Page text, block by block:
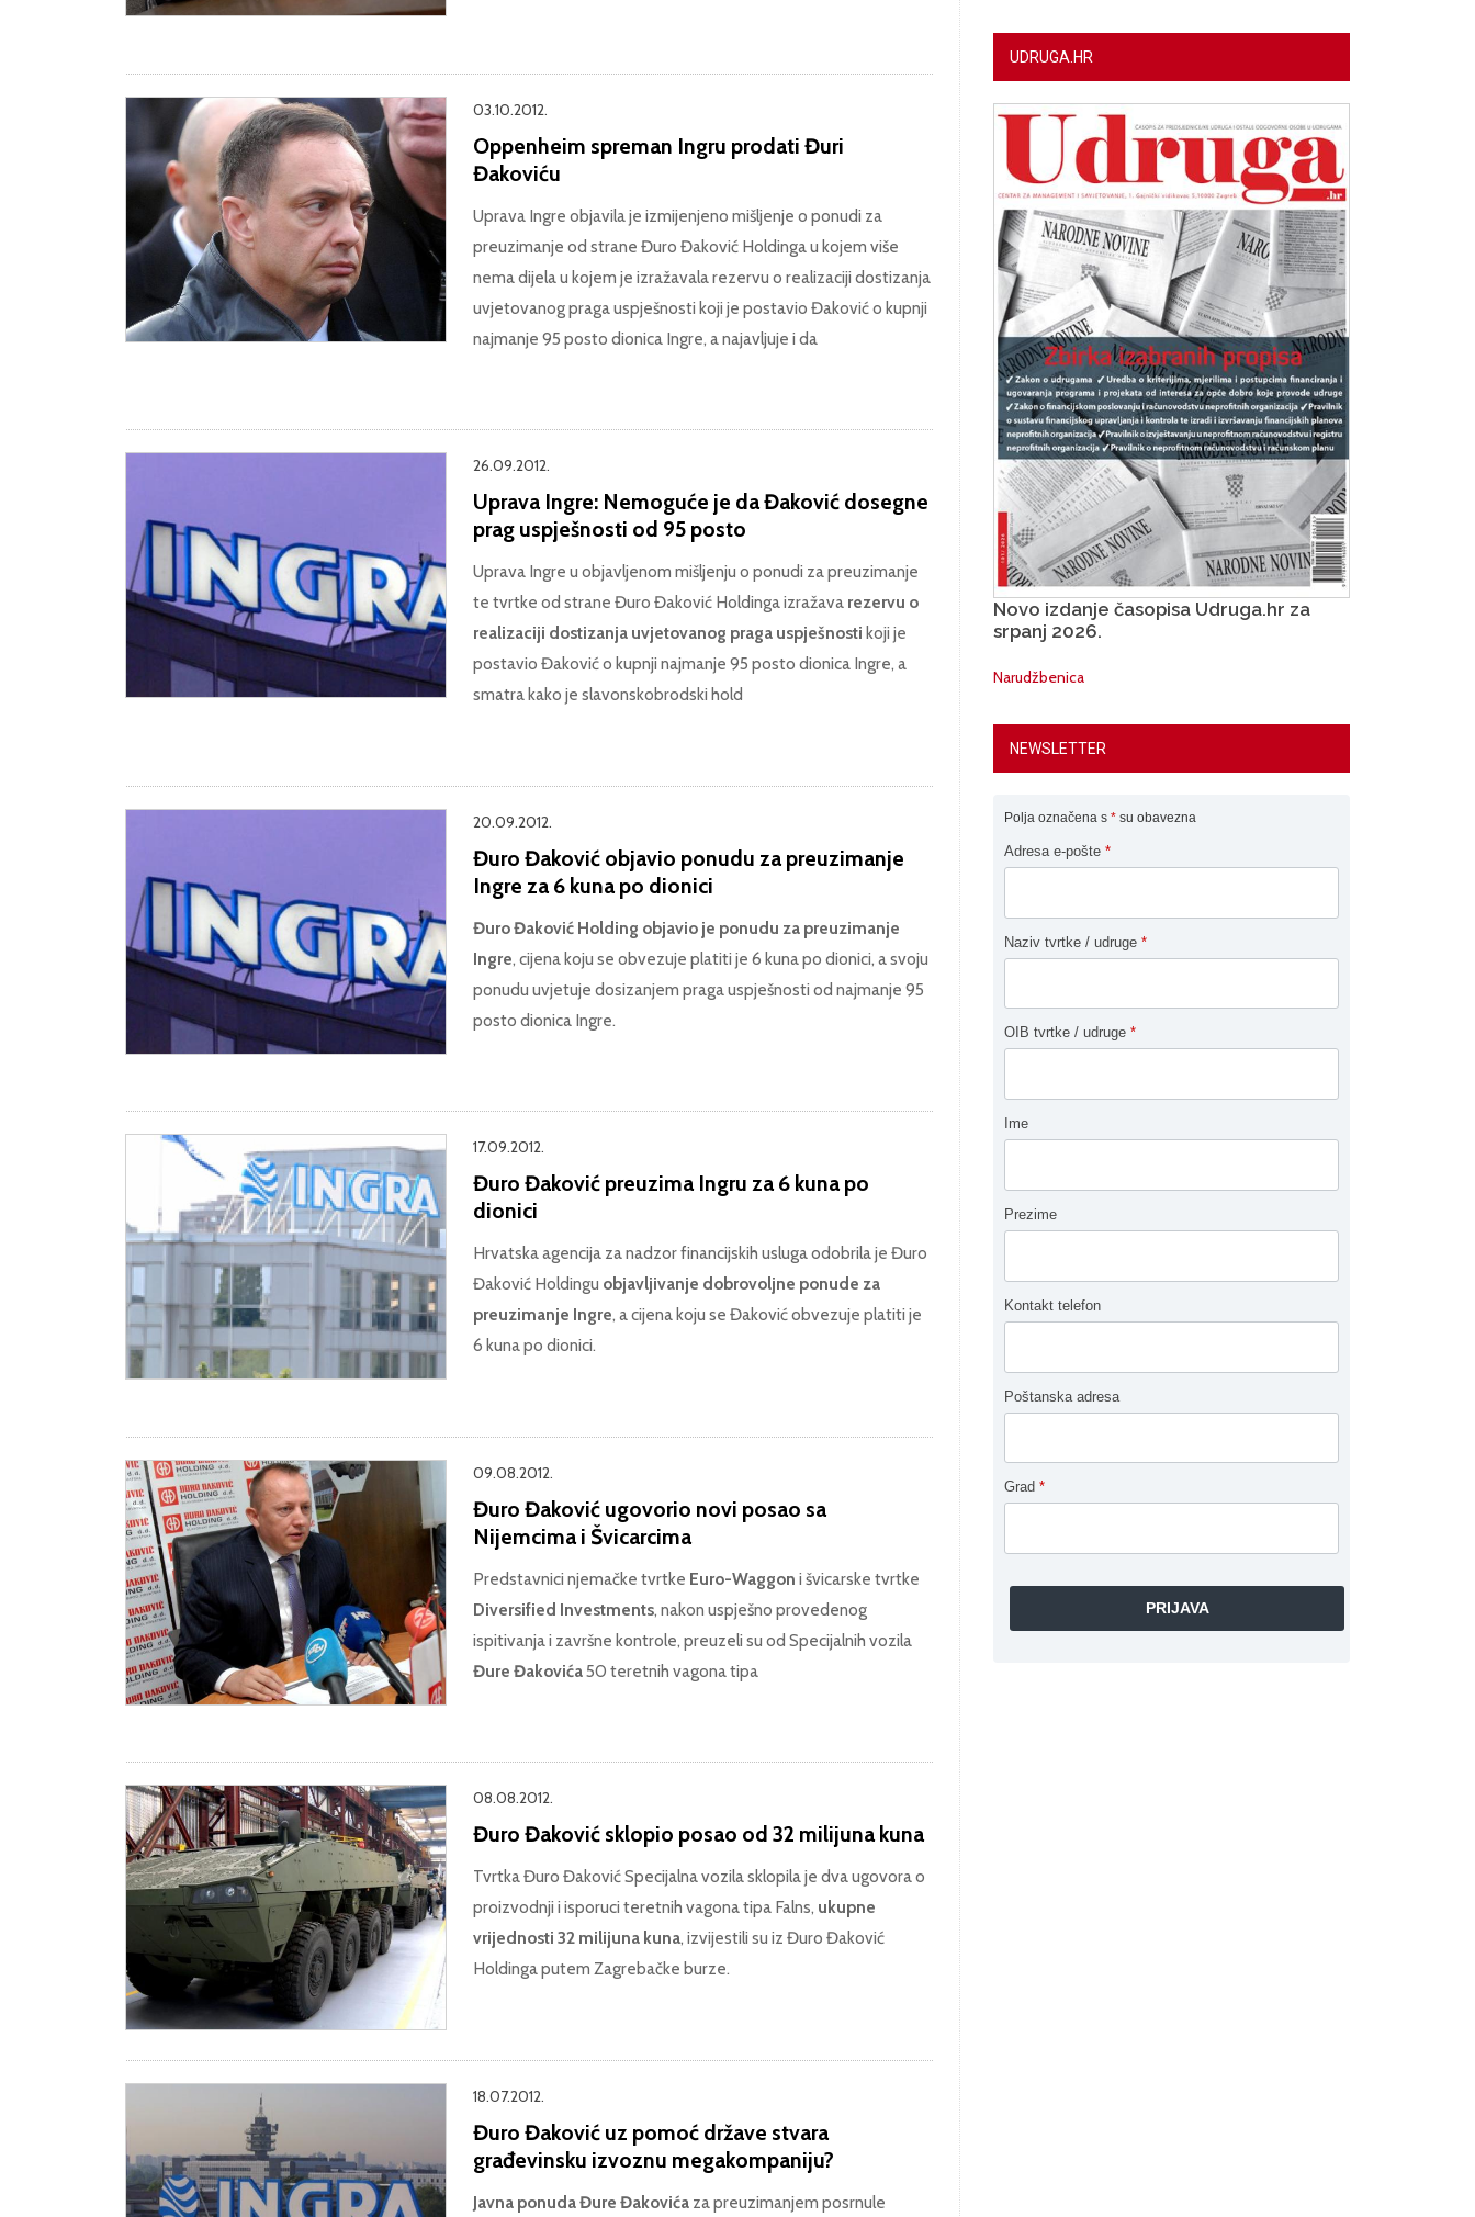
03.10.2012.
Oppenheim spreman Ingru prodati Đuri
Đakoviću
Uprava Ingre objavila je izmijenjeno mišljenje o ponudi za
preuzimanje od strane Đuro Đaković Holdinga u kojem više
nema dijela u kojem je izražavala rezervu o realizaciji dostizanja
uvjetovanog praga uspješnosti koji je postavio Đaković o kupnji
najmanje 95 posto dionica Ingre, a najavljuje i da
26.09.2012.
Uprava Ingre: Nemoguće je da Đaković dosegne
prag uspješnosti od 95 posto
Uprava Ingre u objavljenom mišljenju o ponudi za preuzimanje
te tvrtke od strane Đuro Đaković Holdinga izražava rezervu o
realizaciji dostizanja uvjetovanog praga uspješnosti koji je
postavio Đaković o kupnji najmanje 95 posto dionica Ingre, a
smatra kako je slavonskobrodski hold
20.09.2012.
Đuro Đaković objavio ponudu za preuzimanje
Ingre za 6 kuna po dionici
Đuro Đaković Holding objavio je ponudu za preuzimanje
Ingre, cijena koju se obvezuje platiti je 6 kuna po dionici, a svoju
ponudu uvjetuje dosizanjem praga uspješnosti od najmanje 95
posto dionica Ingre.
17.09.2012.
Đuro Đaković preuzima Ingru za 6 kuna po
dionici
Hrvatska agencija za nadzor financijskih usluga odobrila je Đuro
Đaković Holdingu objavljivanje dobrovoljne ponude za
preuzimanje Ingre, a cijena koju se Đaković obvezuje platiti je
6 kuna po dionici.
09.08.2012.
Đuro Đaković ugovorio novi posao sa
Nijemcima i Švicarcima
Predstavnici njemačke tvrtke Euro-Waggon i švicarske tvrtke
Diversified Investments, nakon uspješno provedenog
ispitivanja i završne kontrole, preuzeli su od Specijalnih vozila
Đure Đakovića50 teretnih vagona tipa
08.08.2012.
Đuro Đaković sklopio posao od 32 milijuna kuna
Tvrtka Đuro Đaković Specijalna vozila sklopila je dva ugovora o
proizvodnji i isporuci teretnih vagona tipa Falns, ukupne
vrijednosti 32 milijuna kuna, izvijestili su iz Đuro Đaković
Holdinga putem Zagrebačke burze.
18.07.2012.
Đuro Đaković uz pomoć države stvara
građevinsku izvoznu megakompaniju?
Javna ponuda Đure Đakovićaza preuzimanjem posrnule
UDRUGA.HR
Novo izdanje časopisa Udruga.hr za
srpanj 2026.
Narudžbenica
NEWSLETTER
Polja označena s * su obavezna
Adresa e-pošte *
Naziv tvrtke / udruge *
OIB tvrtke / udruge *
Ime
Prezime
Kontakt telefon
Poštanska adresa
Grad *